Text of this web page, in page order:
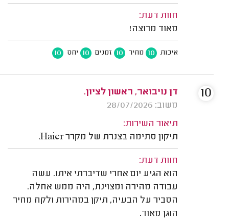
חוות דעת:
מאוד מרוצה!
איכות 10 מחיר 10 זמנים 10 יחס 10
דן נויבואר, ראשון לציון.
משוב: 28/07/2026
תיאור השירות:
תיקון סתימה בצנרת של מקרר Haier.
חוות דעת:
הוא הגיע יום אחרי שדיברתי איתו. עשה
עבודה מהירה ומצוינת, היה ממש אחלה.
הסביר על הבעיה, תיקן במהירות ולקח מחיר
הוגן מאוד.
10